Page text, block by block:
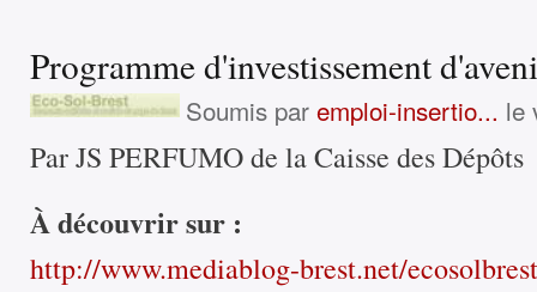
Programme d'investissement
Soumis par emploi-insertio... le
Par JS PERFUMO de la Caisse des Dépôts
À découvrir sur :
http://www.mediablog-brest.net/